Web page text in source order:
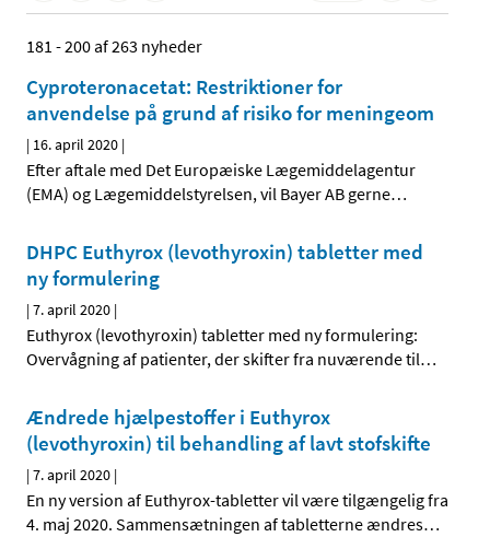
181 - 200 af 263 nyheder
Cyproteronacetat: Restriktioner for
anvendelse på grund af risiko for meningeom
| 16. april 2020 |
Efter aftale med Det Europæiske Lægemiddelagentur
(EMA) og Lægemiddelstyrelsen, vil Bayer AB gerne…
DHPC Euthyrox (levothyroxin) tabletter med
ny formulering
|7. april 2020 |
Euthyrox (levothyroxin) tabletter med ny formulering:
Overvågning af patienter, der skifter fra nuværende til…
Ændrede hjælpestoffer i Euthyrox
(levothyroxin) til behandling af lavt stofskifte
|7. april 2020 |
En ny version af Euthyrox-tabletter vil være tilgængelig fra
4. maj 2020. Sammensætningen af tabletterne ændres…